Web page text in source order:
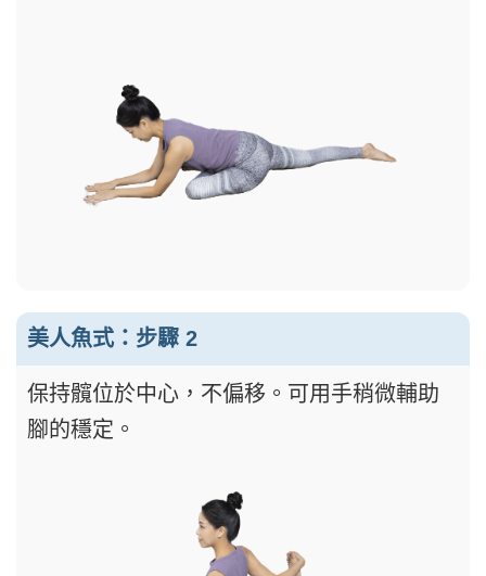
美人魚式：步驟 2
保持髖位於中心，不偏移。可用手稍微輔助
腳的穩定。